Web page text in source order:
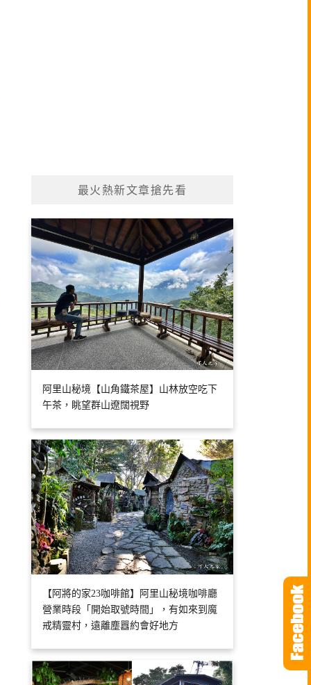
最火熱新文章搶先看
阿里山秘境【山角鐵茶屋】山林放空吃下
午茶，眺望群山遼闊視野
【阿將的家23咖啡館】阿里山秘境咖啡廳
營業時段「開始取號時間」，有如來到魔
戒精靈村，遠離塵囂約會好地方